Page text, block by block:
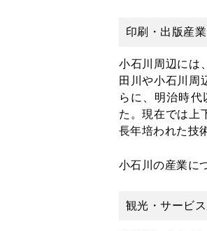
印刷・出版産業
小石川周辺には
田川や小石川周
らに、明治時
た。現在では上
長年培われた技
小石川の産業に
観光・サービ